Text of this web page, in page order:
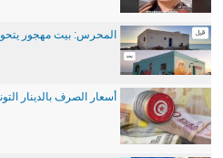
المحرس: بيت مهجور
أسعار الصرف بالدينار